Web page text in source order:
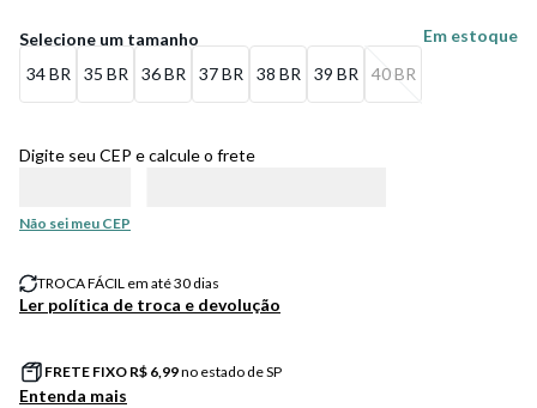
34 BR 35 BR 36 BR 37 BR 38 BR 39 BR 40 BR
Em estoque
Digite seu CEP e calcule o frete
Não sei meu CEP
TROCA FÁCIL em até 30 dias
Ler política de troca e devolução
FRETE FIXO R$ 6,99no estado de SP
Entenda mais